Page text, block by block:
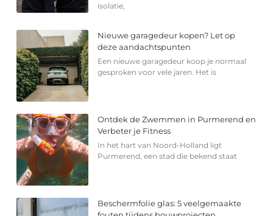
isolatie,
Nieuwe garagedeur kopen? Let op
deze aandachtspunten
Een nieuwe garagedeur koop je normaal
gesproken voor vele jaren. Het is
Ontdek de Zwemmen in Purmerend en
Verbeter je Fitness
In het hart van Noord-Holland ligt
Purmerend, een stad die bekend staat
Beschermfolie glas: 5 veelgemaakte